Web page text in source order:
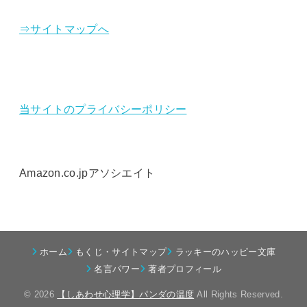
⇒サイトマップへ
当サイトのプライバシーポリシー
Amazon.co.jpアソシエイト
ホーム もくじ・サイトマップ
ラッキーのハッピー文庫
名言パワー
著者プロフィール
© 2026 【しあわせ心理学】パンダの温度 All Rights Reserved.